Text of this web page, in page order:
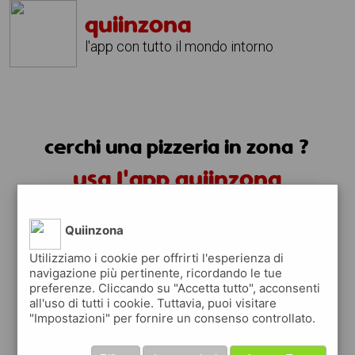
quiinzona
l'app con tutto il mondo intorno
cerchi una pizzeria in zona ?
usa l'app quiinzona
pizzerie in zona
trovi le pizzerie nei dintorni, i ristoranti
in zona e tutti i posti dove mangiare
Quiinzona
Utilizziamo i cookie per offrirti l'esperienza di
navigazione più pertinente, ricordando le tue
preferenze. Cliccando su "Accetta tutto", acconsenti
all'uso di tutti i cookie. Tuttavia, puoi visitare
"Impostazioni" per fornire un consenso controllato.